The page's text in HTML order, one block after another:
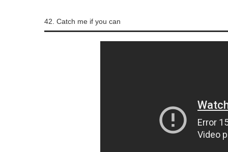
42. Catch me if you can